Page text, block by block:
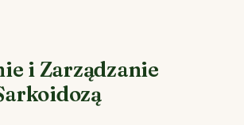
i Zarządzanie